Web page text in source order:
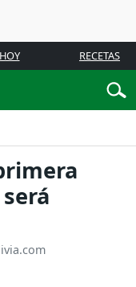
RECETAS